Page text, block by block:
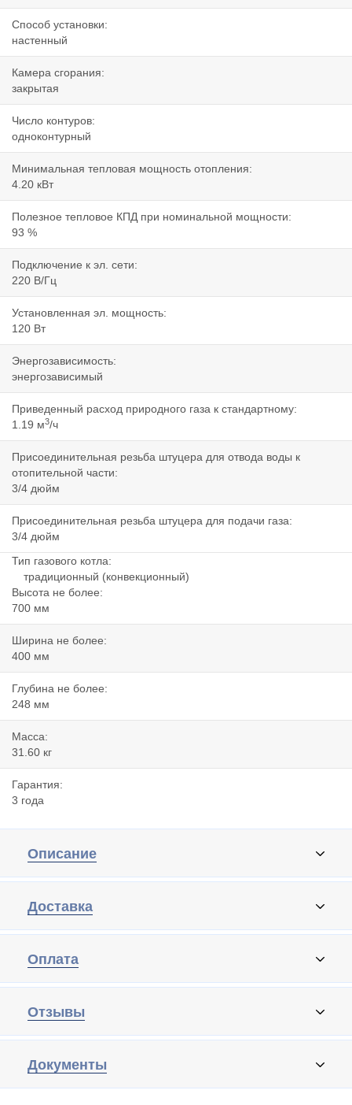
Способ установки:
настенный
Камера сгорания:
закрытая
Число контуров:
одноконтурный
Минимальная тепловая мощность отопления:
4.20 кВт
Полезное тепловое КПД при номинальной мощности:
93 %
Подключение к эл. сети:
220 В/Гц
Установленная эл. мощность:
120 Вт
Энергозависимость:
энергозависимый
Приведенный расход природного газа к стандартному:
1.19 м3/ч
Присоединительная резьба штуцера для отвода воды к
отопительной части:
3/4 дюйм
Присоединительная резьба штуцера для подачи газа:
3/4 дюйм
Тип газового котла:
традиционный (конвекционный)
Высота не более:
700 мм
Ширина не более:
400 мм
Глубина не более:
248 мм
Масса:
31.60 кг
Гарантия:
3 года
Описание
Доставка
Оплата
Отзывы
Документы